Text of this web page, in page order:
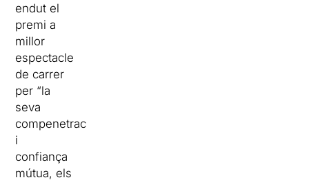
endut el
premi a
millor
espectacle
de carrer
per “la
seva
compenetració
i
confiança
mútua, els